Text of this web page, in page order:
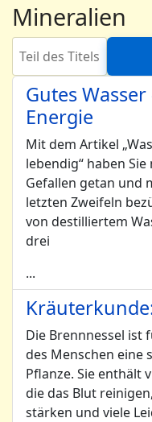
Mineralien
Teil des Titels eingeben
Gutes
Energie
Mit dem Artikel
lebendig“ haben
Gefallen getan und
letzten Zweifeln
von destilliertem
drei
...
Die Brennnessel ist
des Menschen eine
Pflanze. Sie enthält
die das Blut
stärken und viele